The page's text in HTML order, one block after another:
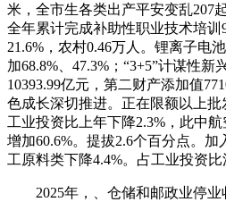
米，全市生各类出产平安变乱207
全年累计完成补助性职业技术培训
21.6%，农村0.46万人。锂离子电
加68.8%、47.3%；“3+5”计谋性新
10393.99亿元，第二财产添加值
色成长深切推进。正在限额以上批
工业投资比上年下降2.3%，此中
增加60.6%。提拔2.6个百分点。加
工原料类下降4.4%。占工业投资比
2025年，、仓储和邮政业停业